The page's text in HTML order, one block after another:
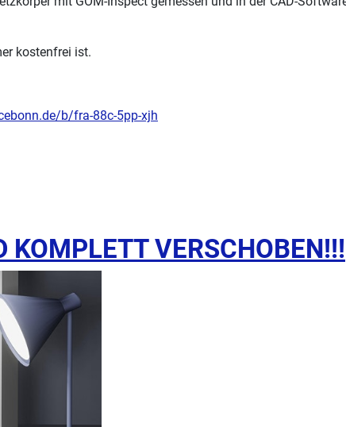
kostenfrei ist.
b/fra-88c-5pp-xjh
VERSCHOBEN!!!